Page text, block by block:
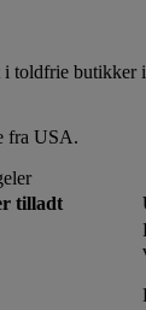
toldfrie
fra USA.
tilladt